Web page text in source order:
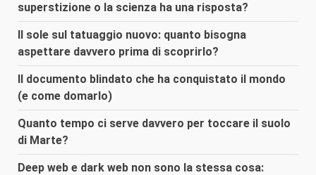
superstizione o la scienza ha una risposta?
Il sole sul tatuaggio nuovo: quanto bisogna
aspettare davvero prima di scoprirlo?
Il documento blindato che ha conquistato il mondo
(e come domarlo)
Quanto tempo ci serve davvero per toccare il suolo
di Marte?
Deep web e dark web non sono la stessa cosa: